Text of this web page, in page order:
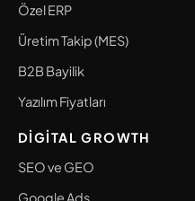
Özel ERP
Üretim Takip (MES)
B2B Bayilik
Yazılım Fiyatları
DIGITAL GROWTH
SEO ve GEO
Google Ads